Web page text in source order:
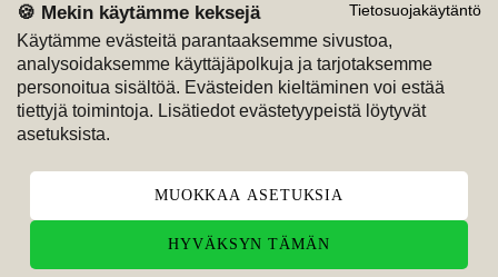
Tietosuojakäytäntö
🍪 Mekin käytämme keksejä
Käytämme evästeitä parantaaksemme sivustoa,
analysoidaksemme käyttäjäpolkuja ja tarjotaksemme
personoitua sisältöä. Evästeiden kieltäminen voi estää
tiettyjä toimintoja. Lisätiedot evästetyypeistä löytyvät
asetuksista.
MUOKKAA ASETUKSIA
HYVÄKSYN TÄMÄN
Maksutavat
M
Seuraa meitä